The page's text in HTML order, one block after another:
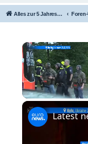
Alles zur 5 Jahreswertung / Tabelle der UEFA mit vielen Statistiken.